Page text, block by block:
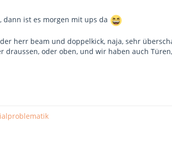
dann ist es morgen mit ups da
herr beam und doppelkick, naja, sehr
draussen, oder oben, und wir haben auch